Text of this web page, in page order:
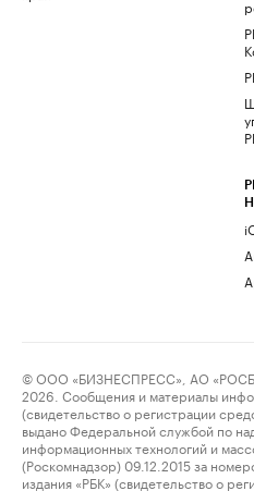
© ООО «БИЗНЕСПРЕСС», АО
2026. Сообщения и материалы
(свидетельство о регистрации
выдано Федеральной службой по
информационных технологий и
(Роскомнадзор) 09.12.2015 за
издания «РБК» (свидетельство о